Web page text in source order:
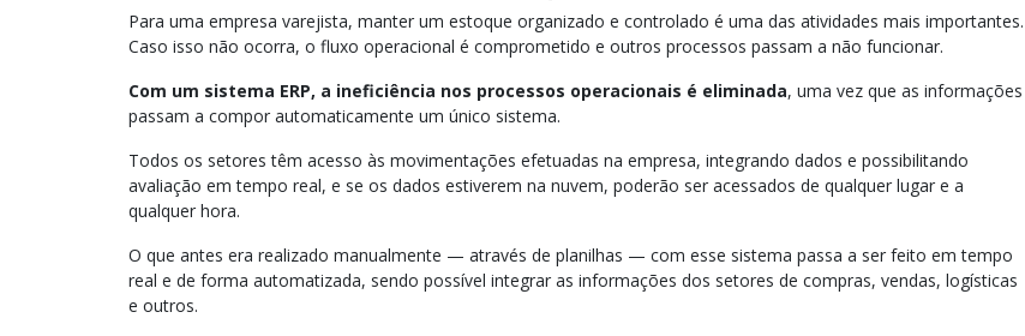
Para uma empresa varejista, manter um estoque organizado e controlado é uma das atividades mais importantes.
Caso isso não ocorra, o fluxo operacional é comprometido e outros processos passam a não funcionar.
Com um sistema ERP, a ineficiência nos processos operacionais é eliminada, uma vez que as informações
passam a compor automaticamente um único sistema.
Todos os setores têm acesso às movimentações efetuadas na empresa, integrando dados e possibilitando
avaliação em tempo real, e se os dados estiverem na nuvem, poderão ser acessados de qualquer lugar e a
qualquer hora.
O que antes era realizado manualmente — através de planilhas — com esse sistema passa a ser feito em tempo
real e de forma automatizada, sendo possível integrar as informações dos setores de compras, vendas, logísticas
e outros.